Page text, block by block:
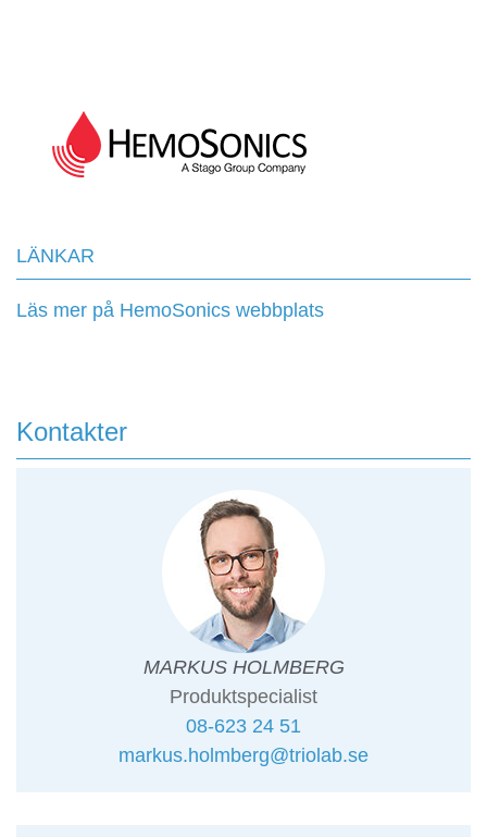
LÄNKAR
Läs mer på HemoSonics webbplats
Kontakter
MARKUS HOLMBERG
Produktspecialist
08-623 24 51
markus.holmberg@triolab.se